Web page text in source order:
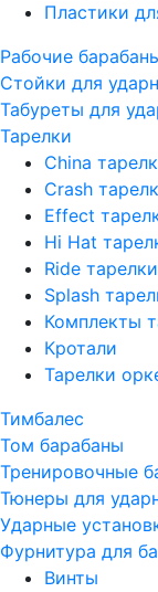
Пластики
Рабочие
Стойки для
Табуреты для
Тарелки
China
Crash
Effect
Hi Hat
Ride тарелки
Splash
Комплекты
Кротали
Тарелки
Тимбалес
Том барабаны
Тренировочные
Тюнеры для
Ударные
Фурнитура для
Винты